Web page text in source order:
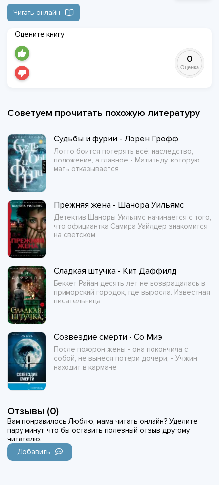
Читать онлайн
Оцените книгу
0
Оценка
Советуем прочитать похожую литературу
Судьбы и фурии - Лорен Грофф
Лотто боится потерять всё: наследство,
положение, а главное - Матильду, которую
мать отказывается
Прежняя жена - Шанора Уильямс
Детектив Шаноры Уильямс начинается с того,
что официантка Самира Уайлдер знакомится
на светском
Сладкая штучка - Кит Даффилд
Беккет Райан десять лет не возвращалась в
приморский городок, где выросла. Известная
писательница
Созвездие смерти - Со Миэ
После похорон жены - она покончила с
собой, не вынеся потери дочери, - Учжин
находит в кармане
Отзывы (0)
Вам понравилось Люблю, мама читать онлайн? Уделите
пару минут, что бы оставить полезный отзыв другому
читателю.
Добавить